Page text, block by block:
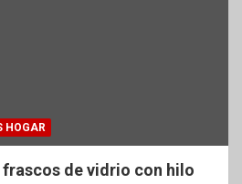
HOGAR
de vidrio con hilo